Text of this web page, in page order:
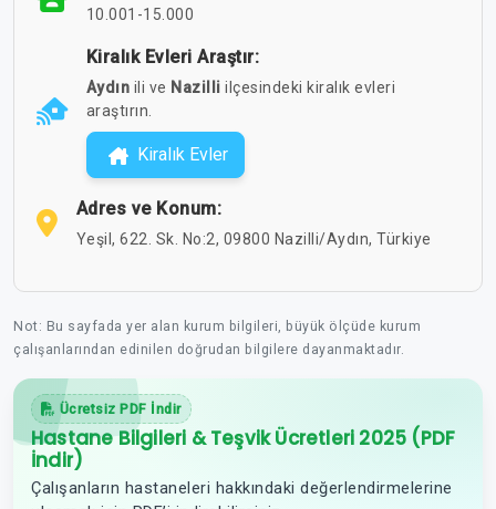
10.001-15.000
Kiralık Evleri Araştır:
Aydın ili ve Nazilli ilçesindeki kiralık evleri
araştırın.
Kiralık Evler
Adres ve Konum:
Yeşil, 622. Sk. No:2, 09800 Nazilli/Aydın, Türkiye
Not: Bu sayfada yer alan kurum bilgileri, büyük ölçüde kurum
çalışanlarından edinilen doğrudan bilgilere dayanmaktadır.
Ücretsiz PDF İndir
Hastane Bilgileri & Teşvik Ücretleri 2025 (PDF
İndir)
Çalışanların hastaneleri hakkındaki değerlendirmelerine